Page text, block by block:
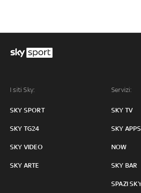
I siti Sky:
SKY SPORT
SKY TG24
SKY VIDEO
SKY ARTE
Servizi:
SKY TV
SKY APPS
NOW
SKY BAR
SPAZI